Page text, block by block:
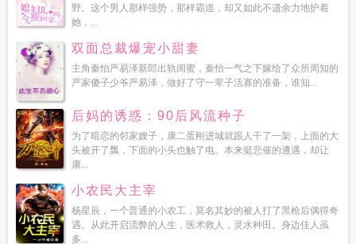
野。这个男人那样强势，那样霸道，却又如此不遗余力地护着
她，...
双面总裁爆宠小甜妻
主角秦怡严易泽新郎出轨闺蜜，秦怡一气之下嫁给了众所周知的
严家傻子少爷严易泽，做好了守一辈子活寡的准备，谁知...
后妈的诱惑：90后风流种子
为了暗恋的邻家嫂子，康二蛋刚进城就跟人干了一架，上面的大
头被开了瓢，下面的小头也触了电。本来挺悲催的遭遇，却让
康...
小农民大主宰
杨星辰，一个普通的小农工，莫名其妙的被人打了黑枪后偶得奇
遇。从此开启流弊的人生，医术救人，灵水种田。身边佳人虽
多...